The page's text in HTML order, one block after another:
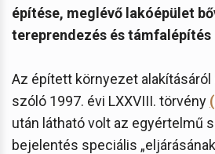
építése, meglévő lakóépület
tereprendezés és támfalépítés
Az épített környezet
szóló 1997. évi LXXVIII. törvény
után látható volt az egyértelmű
bejelentés speciális